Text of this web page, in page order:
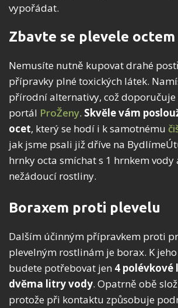
vypořádat.
Zbavte se plevele octem
Nemusíte nutně kupovat drahé
přípravky plné toxických látek.
přírodní alternativy, což
portál ProŽeny. Skvěle vám
ocet, který se hodí i k samotnému
jak jsme psali již dříve na
hrnky octa smíchat s 1 hrnkem vody
nežádoucí rostliny.
Boraxem proti plevelu
Dalším účinným přípravkem proti
plevelným rostlinám je borax. K
budete potřebovat jen 4 polévkové
dvěma litry vody. Opatrně obě
protože při kontaktu způsobuje